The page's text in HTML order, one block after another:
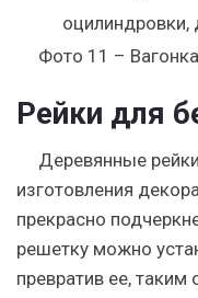
Фото 11 – Вагонка
Рейки для
Деревянные
изготовления
прекрасно
решетку можно
превратив ее,